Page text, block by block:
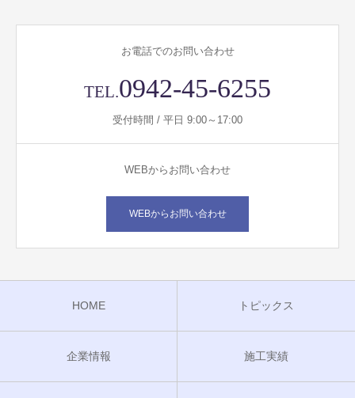
お電話でのお問い合わせ
TEL.0942-45-6255
受付時間 / 平日 9:00～17:00
WEBからお問い合わせ
WEBからお問い合わせ
HOME トピックス
企業情報 施工実績